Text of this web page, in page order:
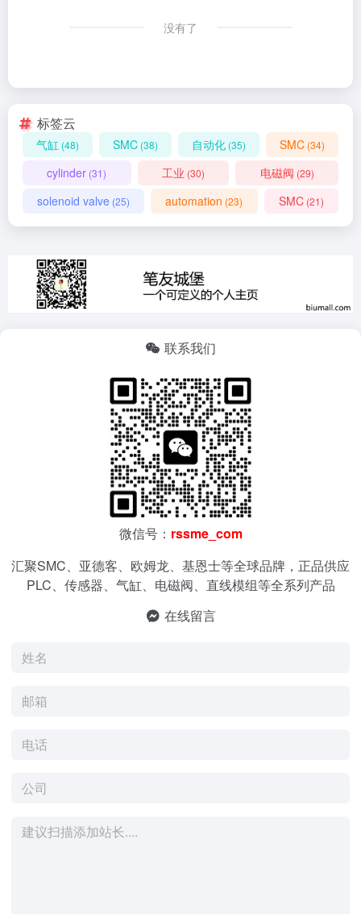
没有了
标签云
气缸 (48) SMC (38) 自动化 (35) SMC (34)
cylinder (31) 工业 (30) 电磁阀 (29)
solenoid valve (25) automation (23) SMC(21)
联系我们
微信号： rssme_com
汇聚SMC、亚德客、欧姆龙、基恩士等全球品牌，正品供应
PLC、传感器、气缸、电磁阀、直线模组等全系列产品
在线留言